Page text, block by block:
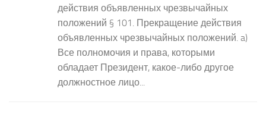
действия объявленных чрезвычайных
положений § 101. Прекращение действия
объявленных чрезвычайных положений. a)
Все полномочия и права, которыми
обладает Президент, какое-либо другое
должностное лицо...